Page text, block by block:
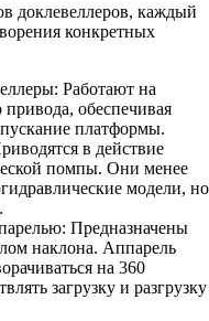
доклевеллеров, каждый
конкретных
Работают на
привода, обеспечивая
платформы.
в действие
помпы. Они менее
модели, но
Предназначены
наклона. Аппарель
на 360
загрузку и разгрузку